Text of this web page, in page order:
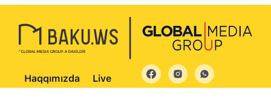
Haqqımızda Live